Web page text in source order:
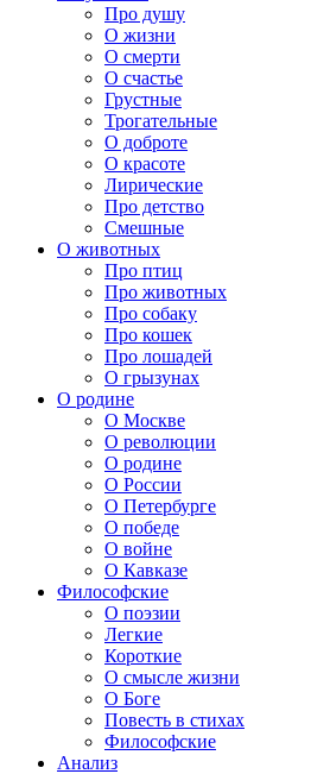
Про душу
О жизни
О смерти
О счастье
Грустные
Трогательные
О доброте
О красоте
Лирические
Про детство
Смешные
О животных
Про птиц
Про животных
Про собаку
Про кошек
Про лошадей
О грызунах
О родине
О Москве
О революции
О родине
О России
О Петербурге
О победе
О войне
О Кавказе
Философские
О поэзии
Легкие
Короткие
О смысле жизни
О Боге
Повесть в стихах
Философские
Анализ